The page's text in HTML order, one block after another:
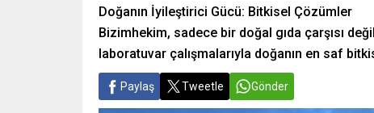
Doğanın İyileştirici Gücü: Bitkisel Çözümler
Bizimhekim, sadece bir doğal gıda çarşısı
laboratuvar çalışmalarıyla doğanın en saf
Paylaş Tweetle Gönder